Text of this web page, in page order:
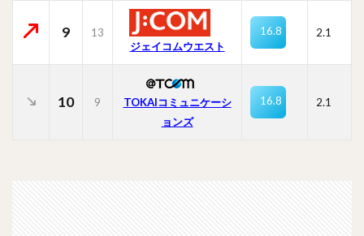
9
13
ジェイコムウエスト
16.8 2.1
10 9
TOKAIコミュニケーシ
ョンズ
16.8 2.1